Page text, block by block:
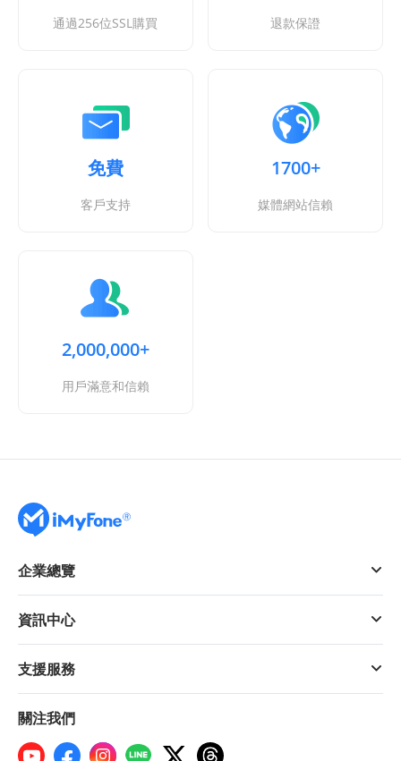
通過256位SSL購買 退款保證
免費
客戶支持
1700+
媒體網站信賴
2,000,000+
用戶滿意和信賴
企業總覽
資訊中心
支援服務
關注我們